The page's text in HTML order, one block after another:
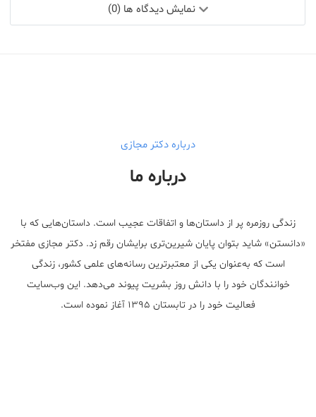
نمایش دیدگاه ها (0)
درباره دکتر مجازی
درباره ما
زندگی روزمره پر از داستان‌ها و اتفاقات عجیب است. داستان‌هایی که با
«دانستن» شاید بتوان پایان شیرین‌تری برایشان رقم زد. دکتر مجازی مفتخر
است که به‌عنوان یکی از معتبر‌ترین رسانه‌های علمی کشور، زندگی
خوانندگان خود را با دانش روز بشریت پیوند می‌دهد. این وب‌سایت
فعالیت خود را در تابستان ۱۳۹۵ آغاز نموده است.